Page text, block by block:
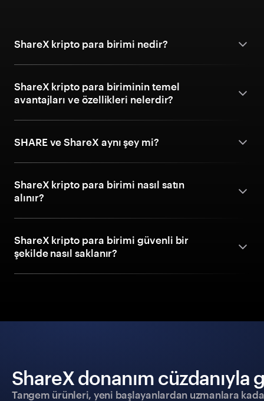
ShareX kripto para birimi nedir?
ShareX kripto para biriminin temel
avantajları ve özellikleri nelerdir?
SHARE ve ShareX aynı şey mi?
ShareX kripto para birimi nasıl satın
alınır?
ShareX kripto para birimi güvenli bir
şekilde nasıl saklanır?
ShareX donanım cüzdanıyla
Tangem ürünleri, yeni başlayanlardan uzmanlara